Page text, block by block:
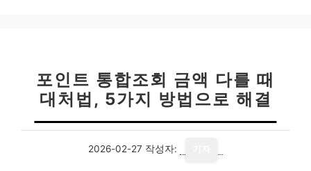
포인트 통합조회 금액 다를 때
대처법, 5가지 방법으로 해결
2026-02-27 작성자: